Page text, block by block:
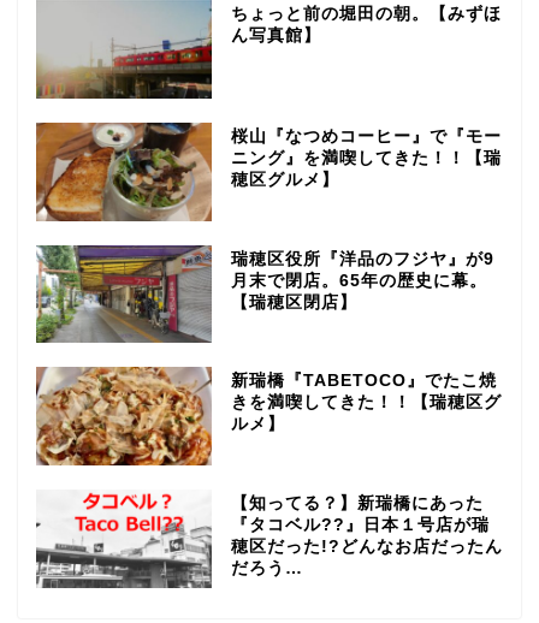
ちょっと前の堀田の朝。【みずほ
ん写真館】
桜山『なつめコーヒー』で『モー
ニング』を満喫してきた！！【瑞
穂区グルメ】
瑞穂区役所『洋品のフジヤ』が9
月末で閉店。65年の歴史に幕。
【瑞穂区閉店】
新瑞橋『TABETOCO』でたこ焼
きを満喫してきた！！【瑞穂区グ
ルメ】
【知ってる？】新瑞橋にあった
『タコベル??』日本１号店が瑞
穂区だった!?どんなお店だったん
だろう…